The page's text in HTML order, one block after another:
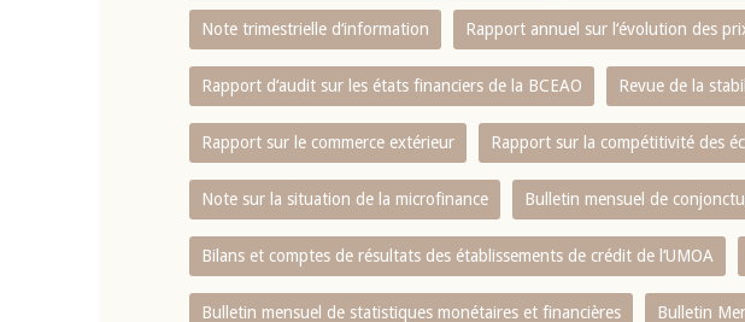
Note trimestrielle d‘information Rapport annuel sur l‘évolution des
Rapport d‘audit sur les états financiers de la BCEAO Revue de la
Rapport sur le commerce extérieur Rapport sur la compétitivité des
Note sur la situation de la microfinance Bulletin mensuel de
Bilans et comptes de résultats des établissements de crédit de l‘UMOA
Bulletin mensuel de statistiques monétaires et financières Bulletin